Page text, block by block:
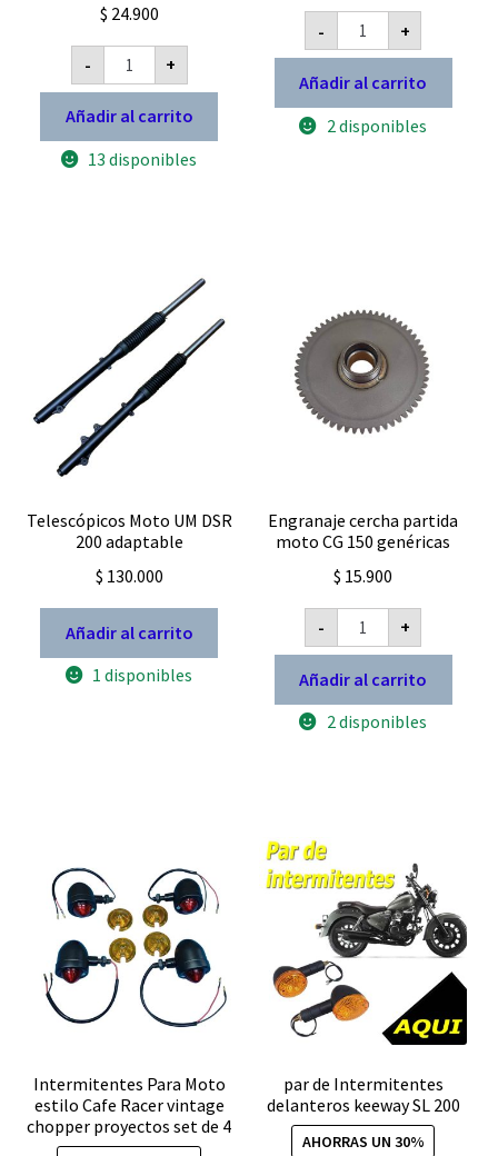
4.80
$ 24.900
-
CDI
Competicion
Moto
125
a
250
cc
+
Añadir al carrito
13 disponibles
-
Espejos
vintage
cafe
racer
moto
universal
manubrios
+
Añadir al carrito
2 disponibles
Telescópicos Moto UM DSR
200 adaptable
$ 130.000
Añadir al carrito
1 disponibles
Engranaje cercha partida
moto CG 150 genéricas
$ 15.900
-
Engranaje
cercha
partida
moto
CG
150
genéricas
+
Añadir al carrito
2 disponibles
Intermitentes Para Moto
estilo Cafe Racer vintage
chopper proyectos set de 4
par de Intermitentes
delanteros keeway SL 200
AHORRAS UN 30%